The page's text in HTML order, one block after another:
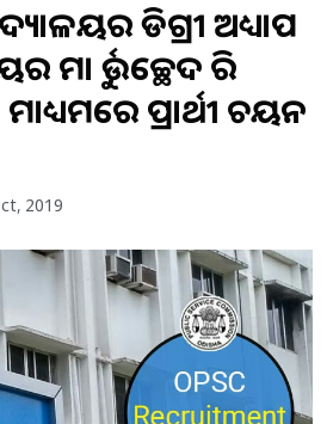
ଡିଗ୍ରୀ ଅଧ୍ୟାପକ
ମାର୍କକୁ ଉଚ୍ଛେଦ କରି
ପ୍ରାର୍ଥୀ ଚୟନ
2019